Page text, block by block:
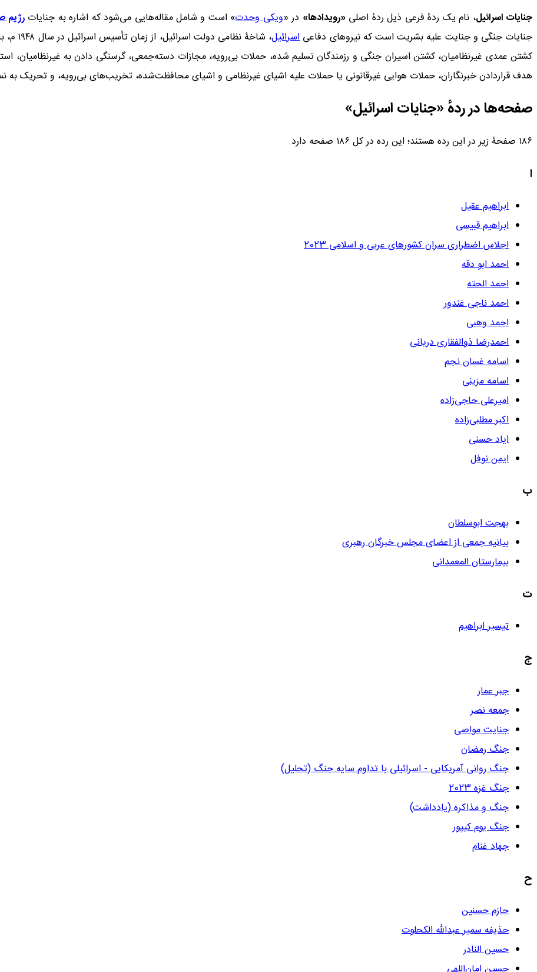
جنایات اسرائیل، نام یک ردۀ فرعی ذیل ردۀ اصلی«رویدادها» در «ویکی وحدت» است و شامل مقاله‌هایی می‌شود که اشاره به جنایاترژیم
جنایات جنگی و جنایت علیه بشریت است که نیروهای دفاعیاسرائیل، شاخۀ نظامی دولت اسرائیل، از زمان تأسیس اسرائیل در سال ۱۹۴۸ م، به ارتکاب آن متهم شده‌اند.
کشتن عمدی غیرنظامیان، کشتن اسیران جنگی و رزمندگان تسلیم شده، حملات بی‌رویه، مجازات دسته‌جمعی، گرسنگی دادن به غیرنظامیان،
هدف قراردادن خبرنگاران، حملات هوایی غیرقانونی یا حملات علیه اشیای غیرنظامی و اشیای محافظت‌شده، تخریب‌های بی‌رویه، و تحریک
صفحه‌ها در ردهٔ «جنایات اسرائیل»
۱۸۶ صفحۀ زیر در این رده هستند؛ این رده در کل ۱۸۶ صفحه دارد.
ا
ابراهیم عقیل
ابراهیم قبیسی
اجلاس اضطراری سران کشورهای عربی و اسلامی 2023
احمد ابو دقه
احمد الحته
احمد ناجی غندور
احمد وهبی
احمدرضا ذوالفقاری دریانی
اسامه غسان نجم
اسامه مزینی
امیرعلی حاجی‌زاده
اکبر مطلبی‌زاده
ایاد حسنی
ایمن نوفل
ب
بهجت ابوسلطان
بیانیه جمعی از اعضای مجلس خبرگان رهبری
بیمارستان المعمدانی
ت
تیسیر ابراهیم
ج
جبر عمار
جمعه نصر
جنایت مواصی
جنگ رمضان
جنگ روانی آمریکایی - اسرائیلی با تداوم سایه جنگ (تحلیل)
جنگ غزه 2023
جنگ و مذاکره (یادداشت)
جنگ یوم کیپور
جهاد غنام
ح
حازم حسنین
حذیفه سمیر عبدالله الکحلوت
حسین النادر